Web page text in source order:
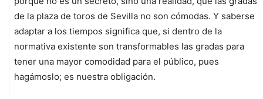
de la plaza de toros de Sevilla no son cómodas. Y saberse
adaptar a los tiempos significa que, si dentro de la
normativa existente son transformables las gradas para
tener una mayor comodidad para el público, pues
hagámoslo; es nuestra obligación.